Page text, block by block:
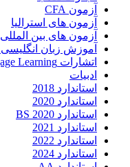
آزمون CFA
آزمون های استرالیا
آزمون های بین المللی
آموزش زبان انگلیسی udemy
اتشارات Cengage Learning
ادبیات
استاندارد 2018
استاندارد 2020
استاندارد 2020 BS
استاندارد 2021
استاندارد 2022
استاندارد 2024